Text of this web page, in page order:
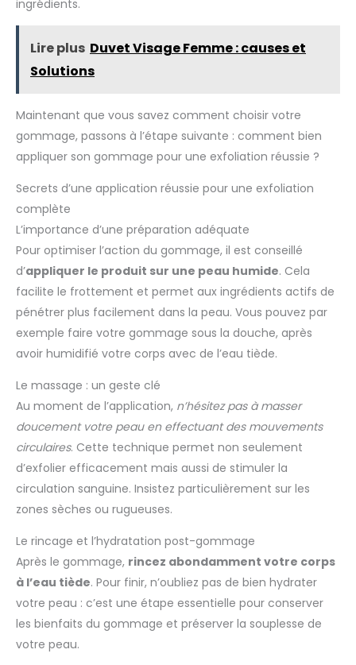
jour. En journée, faire suivre d'une crème de jour avec
mixtes à grasses. Aussi pour la peau sensible et réduit les
rougeurs. Il convient parfaitement pour lutter contre les
boutons, points noirs et pores obstrués. Il est adapté aux
peaux à tendance acnéique et sujettes aux imperfections.
ingrédients.
Lire plus Duvet Visage Femme : causes et
Solutions
Maintenant que vous savez comment choisir votre
gommage, passons à l’étape suivante : comment bien
appliquer son gommage pour une exfoliation réussie ?
Secrets d’une application réussie pour une exfoliation
complète
L’importance d’une préparation adéquate
Pour optimiser l’action du gommage, il est conseillé
d’appliquer le produit sur une peau humide. Cela
facilite le frottement et permet aux ingrédients actifs de
pénétrer plus facilement dans la peau. Vous pouvez par
exemple faire votre gommage sous la douche, après
avoir humidifié votre corps avec de l’eau tiède.
Le massage : un geste clé
Au moment de l’application, n’hésitez pas à masser
doucement votre peau en effectuant des mouvements
circulaires. Cette technique permet non seulement
d’exfolier efficacement mais aussi de stimuler la
circulation sanguine. Insistez particulièrement sur les
zones sèches ou rugueuses.
Le rincage et l’hydratation post-gommage
Après le gommage, rincez abondamment votre corps
à l’eau tiède. Pour finir, n’oubliez pas de bien hydrater
votre peau : c’est une étape essentielle pour conserver
les bienfaits du gommage et préserver la souplesse de
votre peau.